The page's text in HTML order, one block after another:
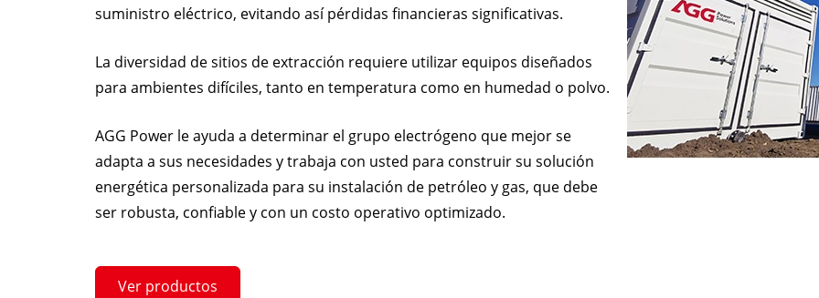
suministro eléctrico, evitando así pérdidas financieras significativas.
La diversidad de sitios de extracción requiere utilizar equipos diseñados
para ambientes difíciles, tanto en temperatura como en humedad o polvo.
AGG Power le ayuda a determinar el grupo electrógeno que mejor se
adapta a sus necesidades y trabaja con usted para construir su solución
energética personalizada para su instalación de petróleo y gas, que debe
ser robusta, confiable y con un costo operativo optimizado.
Ver productos